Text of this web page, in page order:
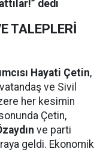
dedi
TALEPLERİ
Hayati Çetin,
ve Sivil
her kesimin
Çetin,
ve parti
geldi. Ekonomik